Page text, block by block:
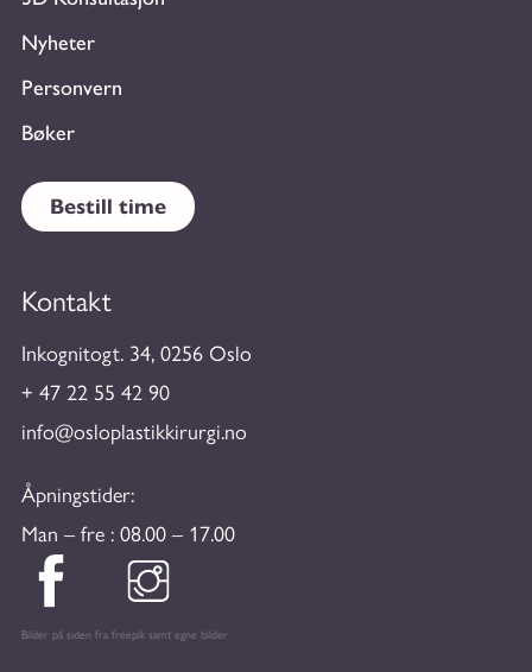
Nyheter
Personvern
Bøker
Bestill time
Kontakt
Inkognitogt. 34, 0256 Oslo
+ 47 22 55 42 90
info@osloplastikkirurgi.no
Åpningstider:
Man – fre : 08.00 – 17.00
Bilder på siden fra freepik samt egne bilder